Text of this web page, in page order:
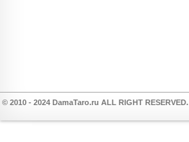
© 2010 - 2024 DamaTaro.ru ALL RIGHT RESERVED.